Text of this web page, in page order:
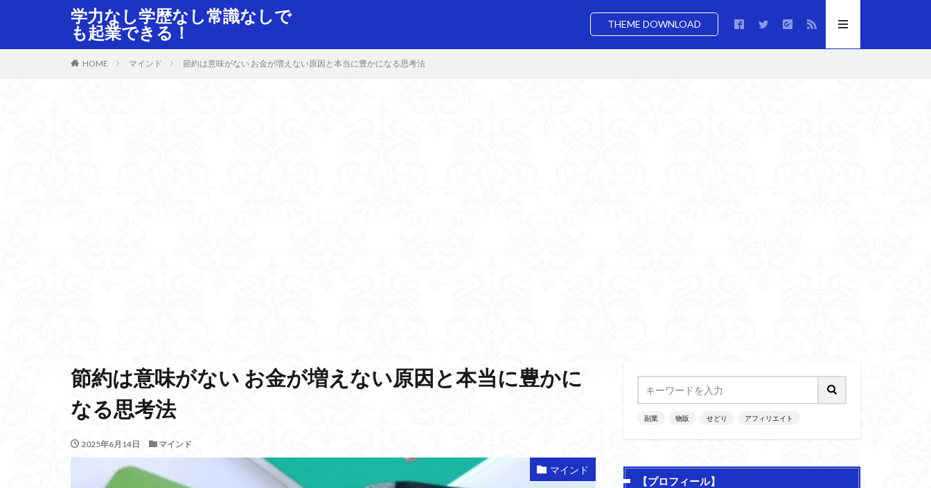
学力なし学歴なし常識なしで
も起業できる！
THEME DOWNLOAD
HOME マインド 節約は意味がない お金が増えない原因と本当に豊かになる思考法
節約は意味がない お金が増えない原因と本当に豊かに
なる思考法
2025年6月14日 マインド
マインド
副業 物販 せどり アフィリエイト
【プロフィール】